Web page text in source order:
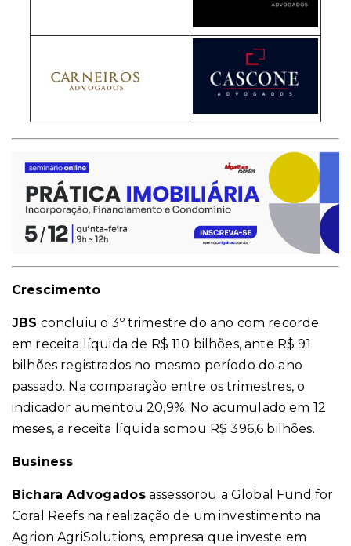
Crescimento
JBS concluiu o 3º trimestre do ano com recorde
em receita líquida de R$ 110 bilhões, ante R$ 91
bilhões registrados no mesmo período do ano
passado. Na comparação entre os trimestres, o
indicador aumentou 20,9%. No acumulado em 12
meses, a receita líquida somou R$ 396,6 bilhões.
Business
Bichara Advogadosassessorou a Global Fund for
Coral Reefs na realização de um investimento na
Agrion AgriSolutions, empresa que investe em